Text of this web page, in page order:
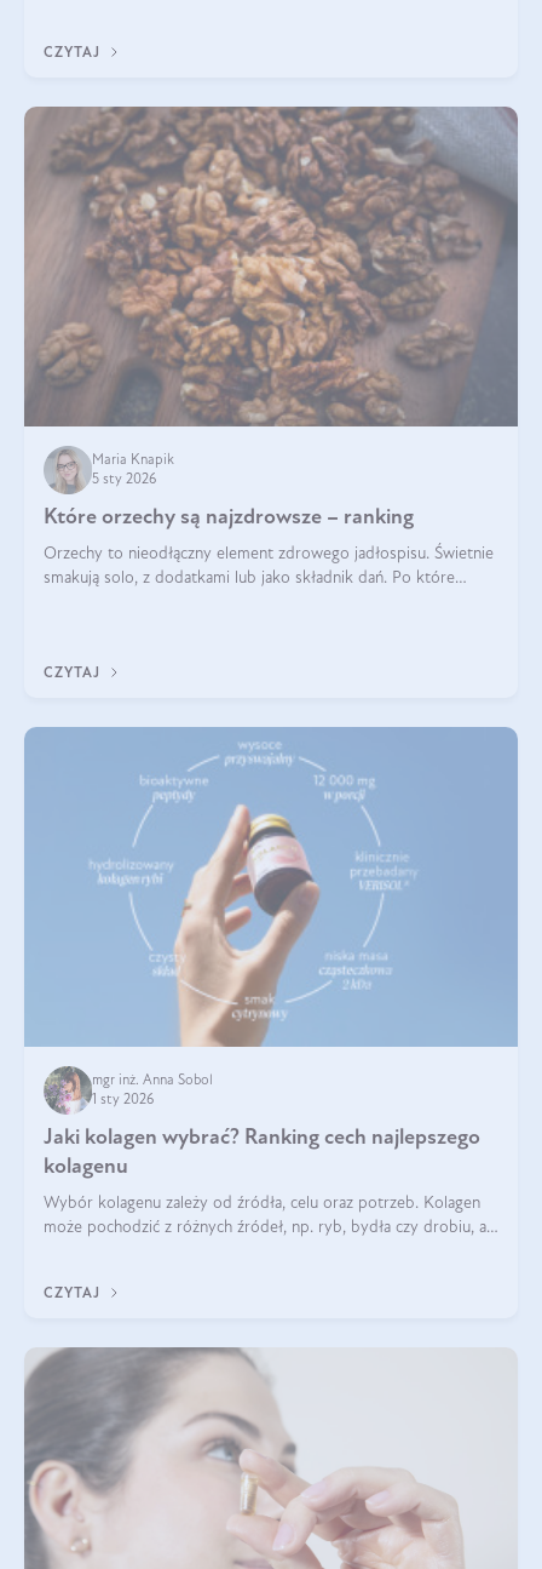
CZYTAJ
Maria Knapik
5 sty 2026
Które orzechy są najzdrowsze – ranking
Orzechy to nieodłączny element zdrowego jadłospisu. Świetnie
smakują solo, z dodatkami lub jako składnik dań. Po które
CZYTAJ
mgr inż. Anna Sobol
1 sty 2026
Jaki kolagen wybrać? Ranking cech najlepszego
kolagenu
Wybór kolagenu zależy od źródła, celu oraz potrzeb. Kolagen
może pochodzić z różnych źródeł, np. ryb, bydła czy drobiu, a
bydlęcy.
CZYTAJ